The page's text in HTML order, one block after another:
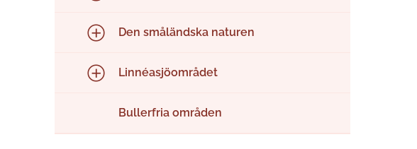
Den småländska naturen
Linnéasjöområdet
Bullerfria områden